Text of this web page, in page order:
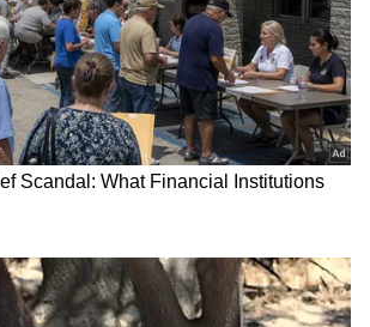
వెంకటేష్ మధ్య భారీ
వార్, సంక్రాంతి పోరులో సీనియర్ హీరోలు